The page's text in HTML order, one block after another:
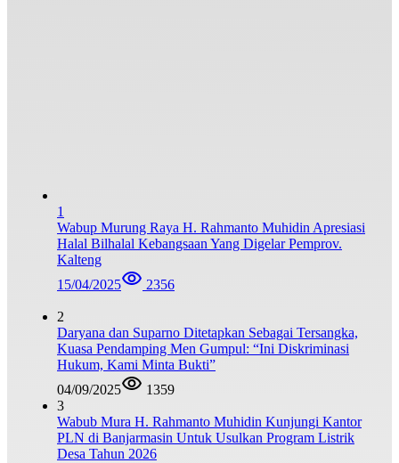
1
Wabup Murung Raya H. Rahmanto Muhidin Apresiasi
Halal Bilhalal Kebangsaan Yang Digelar Pemprov.
Kalteng
15/04/2025
2356
2
Daryana dan Suparno Ditetapkan Sebagai Tersangka,
Kuasa Pendamping Men Gumpul: “Ini Diskriminasi
Hukum, Kami Minta Bukti”
04/09/2025
1359
3
Wabub Mura H. Rahmanto Muhidin Kunjungi Kantor
PLN di Banjarmasin Untuk Usulkan Program Listrik
Desa Tahun 2026